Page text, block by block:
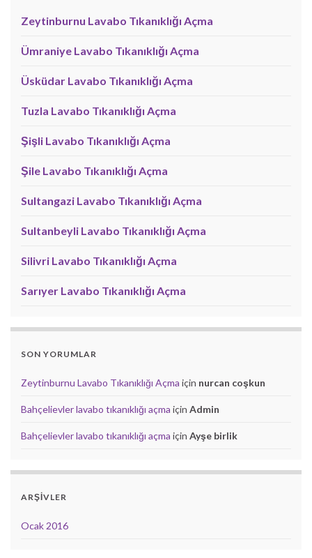
Zeytinburnu Lavabo Tıkanıklığı Açma
Ümraniye Lavabo Tıkanıklığı Açma
Üsküdar Lavabo Tıkanıklığı Açma
Tuzla Lavabo Tıkanıklığı Açma
Şişli Lavabo Tıkanıklığı Açma
Şile Lavabo Tıkanıklığı Açma
Sultangazi Lavabo Tıkanıklığı Açma
Sultanbeyli Lavabo Tıkanıklığı Açma
Silivri Lavabo Tıkanıklığı Açma
Sarıyer Lavabo Tıkanıklığı Açma
SON YORUMLAR
Zeytinburnu Lavabo Tıkanıklığı Açma için nurcan coşkun
Bahçelievler lavabo tıkanıklığı açma için Admin
Bahçelievler lavabo tıkanıklığı açma için Ayşe birlik
ARŞIVLER
Ocak 2016